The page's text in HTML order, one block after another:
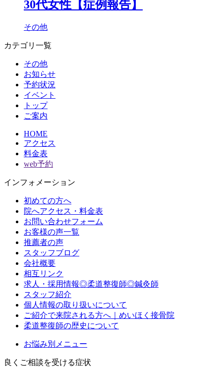
30代女性【症例報告】
その他
カテゴリ一覧
その他
お知らせ
予約状況
イベント
トップ
ご案内
HOME
アクセス
料金表
web予約
インフォメーション
初めての方へ
院へアクセス・料金表
お問い合わせフォーム
お客様の声一覧
推薦者の声
スタッフブログ
会社概要
相互リンク
求人・採用情報◎柔道整復師◎鍼灸師
スタッフ紹介
個人情報の取り扱いについて
ご紹介で来院される方へ｜めいほく接骨院
柔道整復師の歴史について
お悩み別メニュー
良くご相談を受ける症状